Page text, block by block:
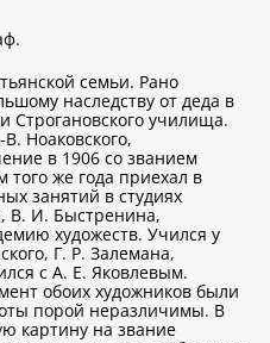
семьи. Рано
наследству от деда в
Строгановского училища.
Ноаковского,
в 1906 со званием
того же года приехал в
занятий в студиях
В. И. Быстренина,
художеств. Учился у
Г. Р. Залемана,
с А. Е. Яковлевым.
обоих художников были
порой неразличимы. В
картину на звание